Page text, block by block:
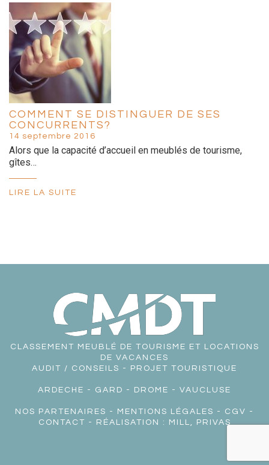
COMMENT SE DISTINGUER DE SES
CONCURRENTS?
14 septembre 2016
Alors que la capacité d’accueil en meublés de tourisme,
gîtes…
LIRE LA SUITE
CLASSEMENT MEUBLÉ DE TOURISME ET LOCATIONS
DE VACANCES
AUDIT / CONSEILS - PROJET TOURISTIQUE
ARDECHE - GARD - DROME - VAUCLUSE
NOS PARTENAIRES - MENTIONS LÉGALES - CGV -
CONTACT - RÉALISATION : MILL, PRIVAS